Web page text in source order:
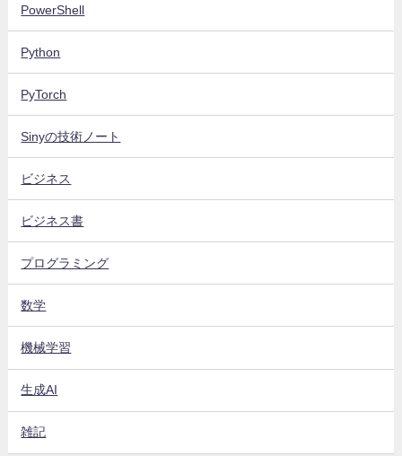
PowerShell
Python
PyTorch
Sinyの技術ノート
ビジネス
ビジネス書
プログラミング
数学
機械学習
生成AI
雑記